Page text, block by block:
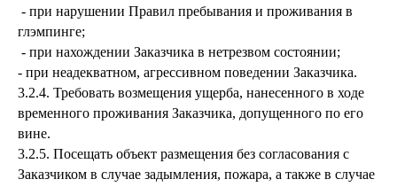
- при нарушении Правил пребывания и проживания в
глэмпинге;
- при нахождении Заказчика в нетрезвом состоянии;
- при неадекватном, агрессивном поведении Заказчика.
3.2.4. Требовать возмещения ущерба, нанесенного в ходе
временного проживания Заказчика, допущенного по его
вине.
3.2.5. Посещать объект размещения без согласования с
Заказчиком в случае задымления, пожара, а также в случае